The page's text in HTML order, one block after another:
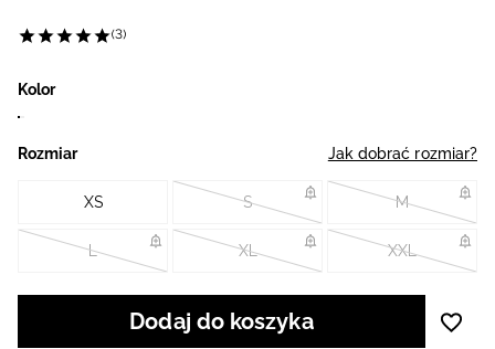
(3)
Kolor
Rozmiar Jak dobrać rozmiar?
XS S M
L XL XXL
Dodaj do koszyka